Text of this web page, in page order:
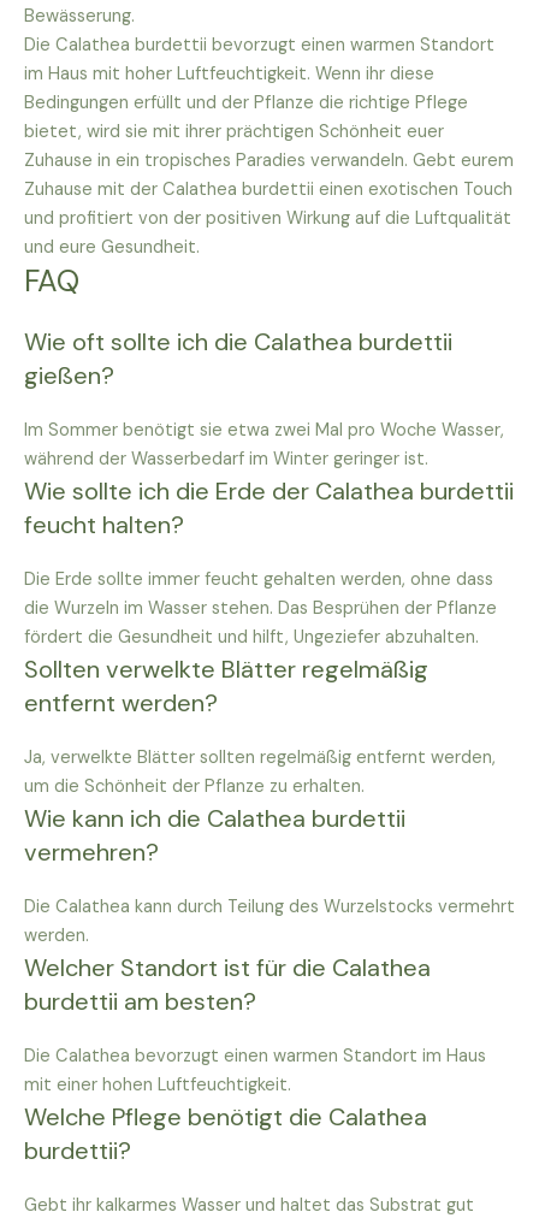
Bewässerung.
Die Calathea burdettii bevorzugt einen warmen Standort
im Haus mit hoher Luftfeuchtigkeit. Wenn ihr diese
Bedingungen erfüllt und der Pflanze die richtige Pflege
bietet, wird sie mit ihrer prächtigen Schönheit euer
Zuhause in ein tropisches Paradies verwandeln. Gebt eurem
Zuhause mit der Calathea burdettii einen exotischen Touch
und profitiert von der positiven Wirkung auf die Luftqualität
und eure Gesundheit.
FAQ
Wie oft sollte ich die Calathea burdettii
gießen?
Im Sommer benötigt sie etwa zwei Mal pro Woche Wasser,
während der Wasserbedarf im Winter geringer ist.
Wie sollte ich die Erde der Calathea burdettii
feucht halten?
Die Erde sollte immer feucht gehalten werden, ohne dass
die Wurzeln im Wasser stehen. Das Besprühen der Pflanze
fördert die Gesundheit und hilft, Ungeziefer abzuhalten.
Sollten verwelkte Blätter regelmäßig
entfernt werden?
Ja, verwelkte Blätter sollten regelmäßig entfernt werden,
um die Schönheit der Pflanze zu erhalten.
Wie kann ich die Calathea burdettii
vermehren?
Die Calathea kann durch Teilung des Wurzelstocks vermehrt
werden.
Welcher Standort ist für die Calathea
burdettii am besten?
Die Calathea bevorzugt einen warmen Standort im Haus
mit einer hohen Luftfeuchtigkeit.
Welche Pflege benötigt die Calathea
burdettii?
Gebt ihr kalkarmes Wasser und haltet das Substrat gut